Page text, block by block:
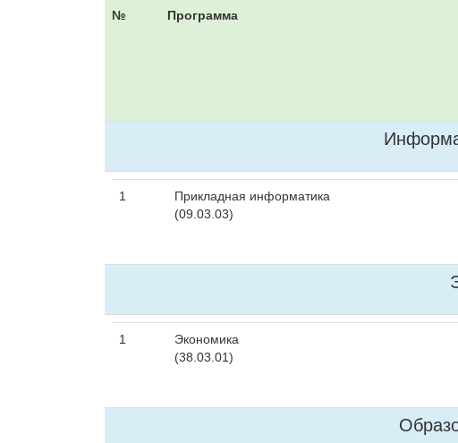
№ Программа
1
Прикладная информатика
(09.03.03)
1
Экономика
(38.03.01)